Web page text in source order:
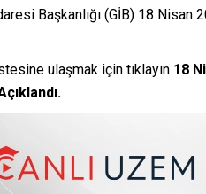
Başkanlığı (GİB) 18 Nisan
ulaşmak için tıklayın 18